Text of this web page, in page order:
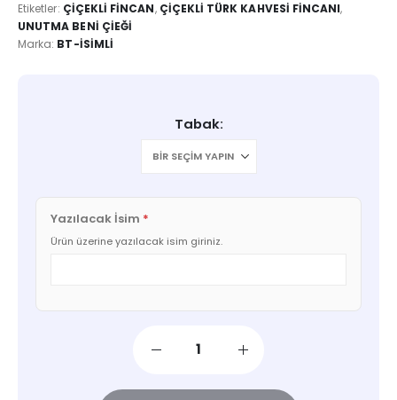
Etiketler: ÇIÇEKLI FINCAN, ÇIÇEKLI TÜRK KAHVESI FINCANI,
UNUTMA BENI ÇIEĞI
Marka: BT-İSIMLI
Tabak
Yazılacak İsim *
Ürün üzerine yazılacak isim giriniz.